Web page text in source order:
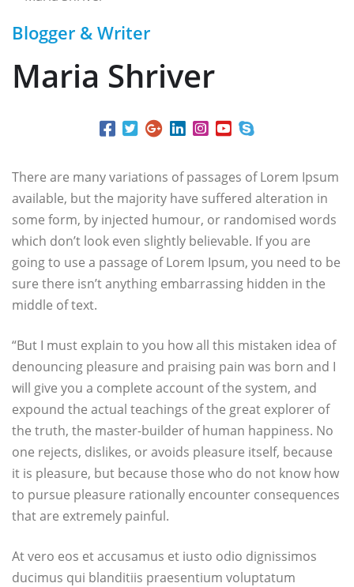
Blogger & Writer
Maria Shriver
There are many variations of passages of Lorem Ipsum
available, but the majority have suffered alteration in
some form, by injected humour, or randomised words
which don’t look even slightly believable. If you are
going to use a passage of Lorem Ipsum, you need to be
sure there isn’t anything embarrassing hidden in the
middle of text.
“But I must explain to you how all this mistaken idea of
denouncing pleasure and praising pain was born and I
will give you a complete account of the system, and
expound the actual teachings of the great explorer of
the truth, the master-builder of human happiness. No
one rejects, dislikes, or avoids pleasure itself, because
it is pleasure, but because those who do not know how
to pursue pleasure rationally encounter consequences
that are extremely painful.
At vero eos et accusamus et iusto odio dignissimos
ducimus qui blanditiis praesentium voluptatum